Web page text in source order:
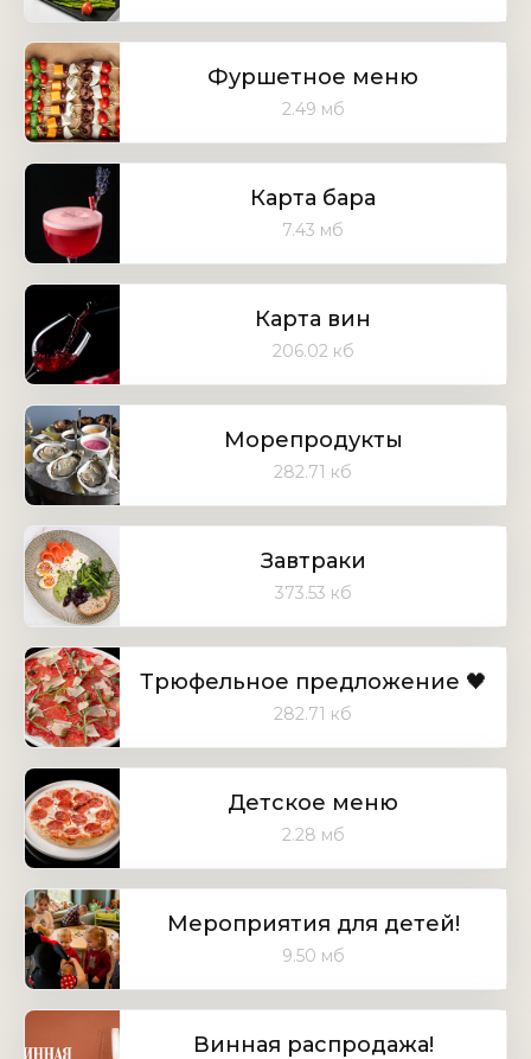
Фуршетное меню
2.49 мб
Карта бара
7.43 мб
Карта вин
206.02 кб
Морепродукты
282.71 кб
Завтраки
373.53 кб
Трюфельное предложение 🖤
282.71 кб
Детское меню
2.28 мб
Мероприятия для детей!
9.50 мб
Винная распродажа!